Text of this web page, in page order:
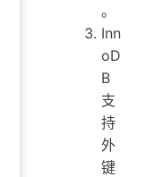
。
Inn
oD
B
支
持
外
键